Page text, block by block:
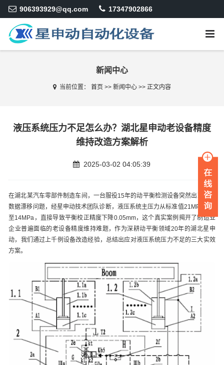
906393929@qq.com 17347902866
新闻中心
当前位置： 首页 >> 新闻中心>> 正文内容
液压系统压力不足怎么办？湖北星申动老设备精度
维持改造方案解析
2025-03-02 04:05:39
在湖北某汽车零部件制造车间，一台服役15年的动平衡检测设备突然出现检测
数据漂移问题，经星申动技术团队诊断，液压系统主压力从标准值21MPa下降
至14MPa，直接导致平衡校正精度下降0.05mm，这个真实案例揭开了制造业
企业普遍面临的老设备精度维持难题，作为深耕动平衡领域20年的湖北星申
动，我们通过上千例设备改造经验，总结出应对液压系统压力不足的三大实效
方案。